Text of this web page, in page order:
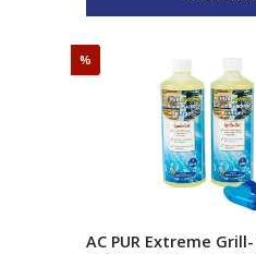
%
AC PUR Extreme